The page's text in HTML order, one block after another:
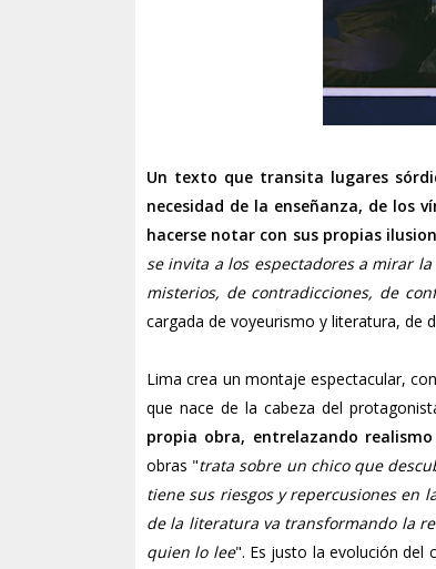
Un texto que transita lugares
necesidad de la enseñanza, de los
hacerse notar con sus propias
se invita a los espectadores a mirar
misterios, de contradicciones, de
cargada de voyeurismo y literatura, de
Lima crea un montaje espectacular,
que nace de la cabeza del
propia obra, entrelazando
obras "trata sobre un chico que
tiene sus riesgos y repercusiones en
de la literatura va transformando la
quien lo lee". Es justo la evolución del